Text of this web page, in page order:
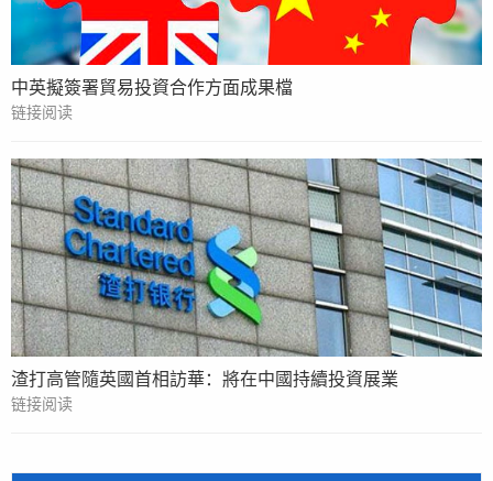
中英擬簽署貿易投資合作方面成果檔
链接阅读
渣打高管隨英國首相訪華：將在中國持續投資展業
链接阅读